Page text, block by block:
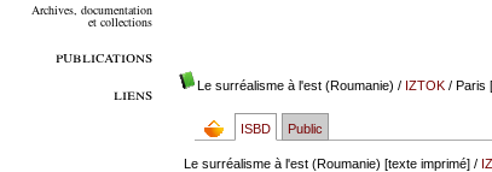
Archives, documentation
et collections
publications
liens
Le surréalisme à l'est (Roumanie) / IZTOK/ Paris
ISBD Public
Le surréalisme à l'est (Roumanie) [texte imprimé] /